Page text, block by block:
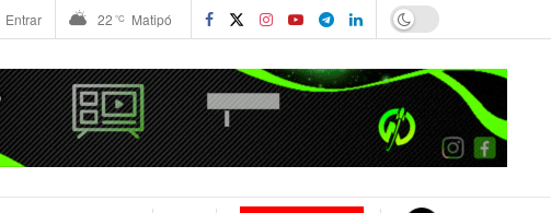
Entrar 22 °C Matipó